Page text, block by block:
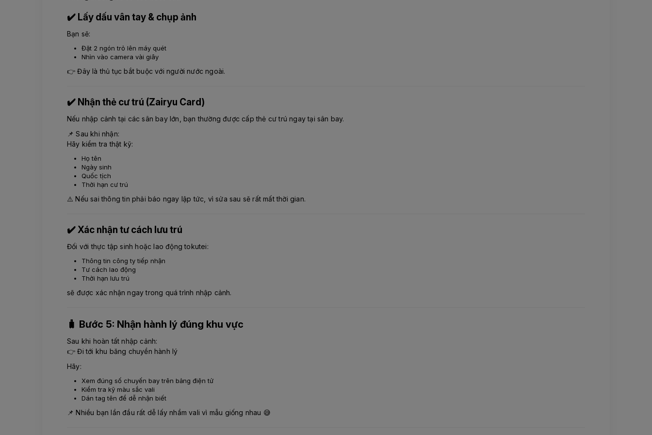
✔️ Lấy dấu vân tay & chụp ảnh
Bạn sẽ:
Đặt 2 ngón trỏ lên máy quét
Nhìn vào camera vài giây
👉 Đây là thủ tục bắt buộc với người nước ngoài.
✔️ Nhận thẻ cư trú (Zairyu Card)
Nếu nhập cảnh tại các sân bay lớn, bạn thường được cấp thẻ cư trú ngay tại sân bay.
📌 Sau khi nhận:
Hãy kiểm tra thật kỹ:
Họ tên
Ngày sinh
Quốc tịch
Thời hạn cư trú
⚠️ Nếu sai thông tin phải báo ngay lập tức, vì sửa sau sẽ rất mất thời gian.
✔️ Xác nhận tư cách lưu trú
Đối với thực tập sinh hoặc lao động tokutei:
Thông tin công ty tiếp nhận
Tư cách lao động
Thời hạn lưu trú
sẽ được xác nhận ngay trong quá trình nhập cảnh.
🧳 Bước 5: Nhận hành lý đúng khu vực
Sau khi hoàn tất nhập cảnh:
👉 Đi tới khu băng chuyền hành lý
Hãy:
Xem đúng số chuyến bay trên bảng điện tử
Kiểm tra kỹ màu sắc vali
Dán tag tên để dễ nhận biết
📌 Nhiều bạn lần đầu rất dễ lấy nhầm vali vì mẫu giống nhau 😅